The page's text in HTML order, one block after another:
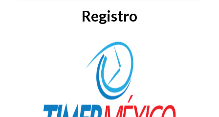
Registro